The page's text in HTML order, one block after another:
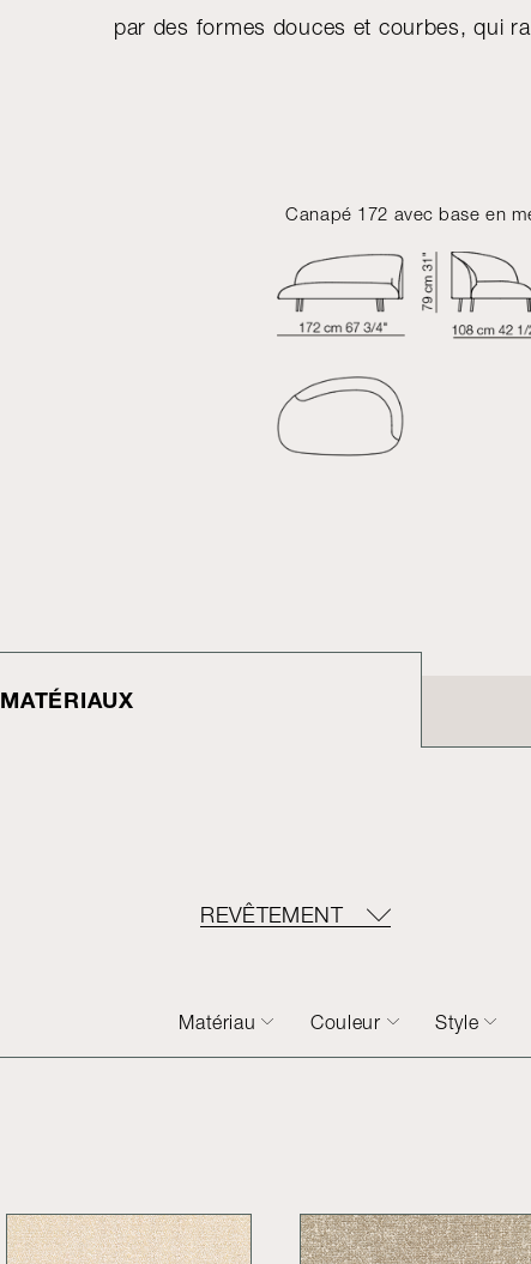
par des formes douces et courbes, qui
Canapé 172 avec base en
MATÉRIAUX
REVÊTEMENT
Matériau Couleur Style